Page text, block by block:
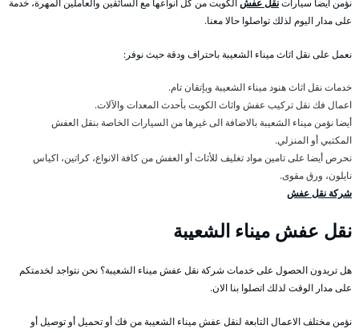
نؤمن أيضا سياراتنقل عفشالكويت من كل انواعها مع السائقين والعاملين المهرة، خدمة
على مدار اليوم لذلك تواصلوا حالا معنا.
نعمل على نقل اثاث ميناء الشعيبة باحتراف ودقة حيث نوفر:
خدمات نقل اثاث هنود ميناء الشعيبة وبإتقان تام.
اعمال فك نقل تركيب عفش واثاث الكويت بأحدث المعدات والآلات.
أيضا نؤمن ميناء الشعيبة بالاضافة الى غيرها من السيارات الخاصة بنقل العفش
المكتبي أو المنزلي.
نحرص أيضا على تامين مواد تغليف للأثاث أو العفش من كافة الانواع، كراتين، اكياس
نايلون، ورق مقوى.
شركة نقل عفش
نقل عفش ميناء الشعيبة
هل تريدون الحصول على خدمات شركة نقل عفش ميناء الشعيبة؟ نحن نتواجد لخدمتكم
على مدار الوقت لذلك اتصلوا بنا الان.
نؤمن مختلف الاعمال التابعة لنقل عفش ميناء الشعيبة من فك أو تحميل أو توصيل أو